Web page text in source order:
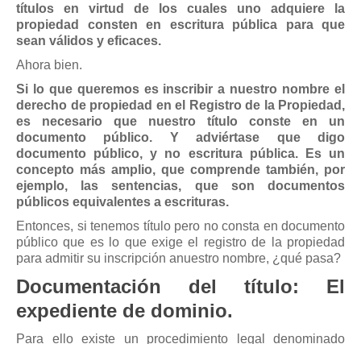
títulos en virtud de los cuales uno adquiere la
propiedad consten en escritura pública para que
sean válidos y eficaces.
Ahora bien.
Si lo que queremos es inscribir a nuestro nombre el
derecho de propiedad en el Registro de la Propiedad,
es necesario que nuestro título conste en un
documento público. Y adviértase que digo
documento público, y no escritura pública. Es un
concepto más amplio, que comprende también, por
ejemplo, las sentencias, que son documentos
públicos equivalentes a escrituras.
Entonces, si tenemos título pero no consta en documento
público que es lo que exige el registro de la propiedad
para admitir su inscripción anuestro nombre, ¿qué pasa?
Documentación del título: El
expediente de dominio.
Para ello existe un procedimiento legal denominado